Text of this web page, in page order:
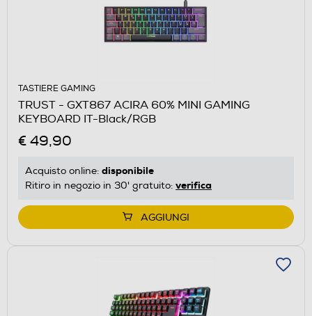
TASTIERE GAMING
TRUST - GXT867 ACIRA 60% MINI GAMING
KEYBOARD IT-Black/RGB
€ 49,90
Acquisto online: disponibile
Ritiro in negozio in 30' gratuito: verifica
AGGIUNGI